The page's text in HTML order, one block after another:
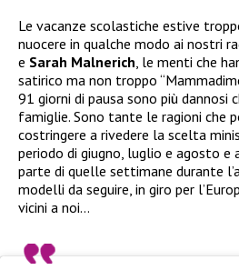
Le vacanze scolastiche estive
nuocere in qualche modo ai nostri
e Sarah Malnerich , le menti che
satirico ma non troppo
91 giorni di pausa sono più dannosi
famiglie. Sono tante le ragioni che
costringere a rivedere la scelta
periodo di giugno, luglio e agosto e
parte di quelle settimane durante
modelli da seguire, in giro per
vicini a noi…